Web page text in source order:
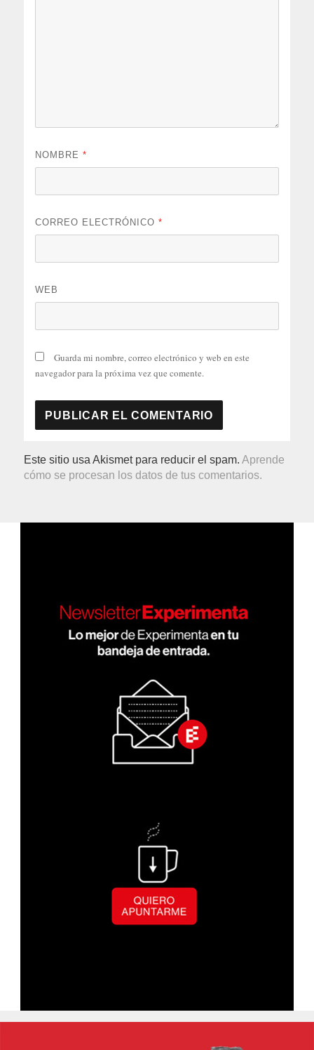
NOMBRE*
CORREO ELECTRÓNICO*
WEB
Guarda mi nombre, correo electrónico y web en este
navegador para la próxima vez que comente.
Este sitio usa Akismet para reducir el spam.Aprende
cómo se procesan los datos de tus comentarios.